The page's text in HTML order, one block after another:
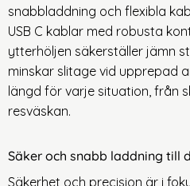
snabbladdning och flexibla
USB C kablar med robusta
ytterhöljen säkerställer jämn
minskar slitage vid upprepad
längd för varje situation, från
resväskan.
Säker och snabb laddning till
Säkerhet och precision är i